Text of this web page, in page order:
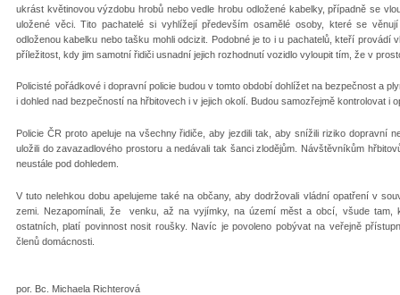
ukrást květinovou výzdobu hrobů nebo vedle hrobu odložené kabelky, případně se
uložené věci. Tito pachatelé si vyhlížejí především osamělé osoby, které se
odloženou kabelku nebo tašku mohli odcizit. Podobné je to i u pachatelů, kteří
příležitost, kdy jim samotní řidiči usnadní jejich rozhodnutí vozidlo vyloupit tím, že v
Policisté pořádkové i dopravní policie budou v tomto období dohlížet na bezpečnost a
i dohled nad bezpečností na hřbitovech i v jejich okolí. Budou samozřejmě kontrolovat i
Policie ČR proto apeluje na všechny řidiče, aby jezdili tak, aby snížili riziko dopravní
uložili do zavazadlového prostoru a nedávali tak šanci zlodějům. Návštěvníkům
neustále pod dohledem.
V tuto nelehkou dobu apelujeme také na občany, aby dodržovali vládní opatření v
zemi. Nezapomínali, že venku, až na vyjímky, na území měst a obcí, všude tam,
ostatních, platí povinnost nosit roušky. Navíc je povoleno pobývat na veřejně
členů domácnosti.
por. Bc. Michaela Richterová